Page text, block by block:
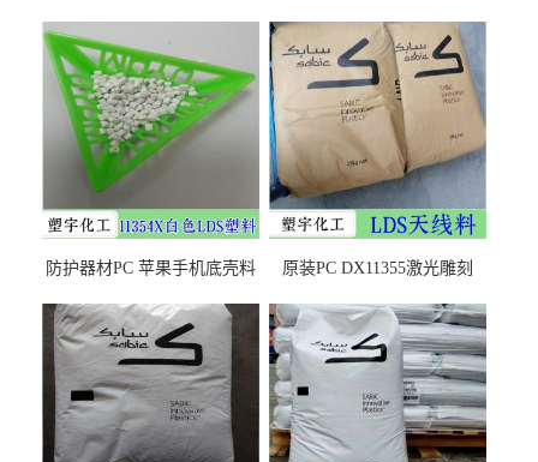
防护器材PC 苹果手机底壳料
之忧
原装PC DX11355激光雕刻